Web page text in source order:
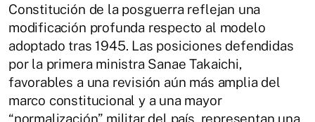
Constitución de la posguerra reflejan una
modificación profunda respecto al modelo
adoptado tras 1945. Las posiciones defendidas
por la primera ministra Sanae Takaichi,
favorables a una revisión aún más amplia del
marco constitucional y a una mayor
“normalización” militar del país, representan una